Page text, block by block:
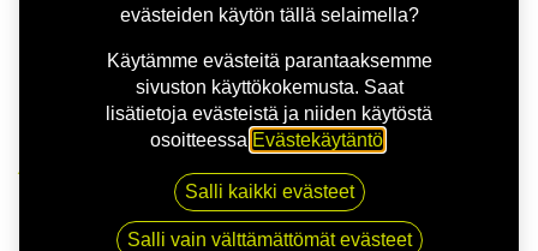
MSW 51 G.BLK/POL | 10,5X20 5-130 E55 C71,56 R14
10.5x20 5/130 ET55 CB71.6
evästeiden käytön tällä selaimella?
Käytämme evästeitä parantaaksemme
sivuston käyttökokemusta. Saat
lisätietoja evästeistä ja niiden käytöstä
osoitteessa Evästekäytäntö
Salli kaikki evästeet
Salli vain välttämättömät evästeet